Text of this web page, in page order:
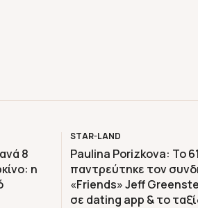
8
η
STAR-LAND
Paulina Porizkova: Το
παντρεύτηκε τον
«Friends» Jeff
σε dating app & το